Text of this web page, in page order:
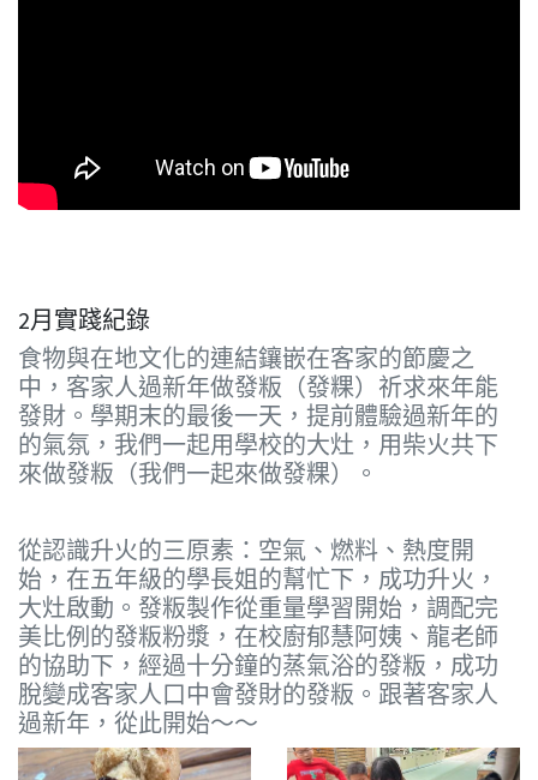
2月實踐紀錄
食物與在地文化的連結鑲嵌在客家的節慶之
中，客家人過新年做發粄（發粿）祈求來年能
發財。學期末的最後一天，提前體驗過新年的
的氣氛，我們一起用學校的大灶，用柴火共下
來做發粄（我們一起來做發粿）。
從認識升火的三原素：空氣、燃料、熱度開
始，在五年級的學長姐的幫忙下，成功升火，
大灶啟動。發粄製作從重量學習開始，調配完
美比例的發粄粉漿，在校廚郁慧阿姨、龍老師
的協助下，經過十分鐘的蒸氣浴的發粄，成功
脫變成客家人口中會發財的發粄。跟著客家人
過新年，從此開始～～